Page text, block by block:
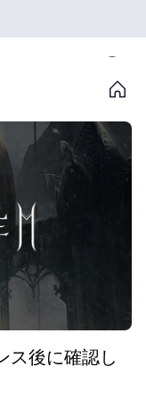
ス後に確認し